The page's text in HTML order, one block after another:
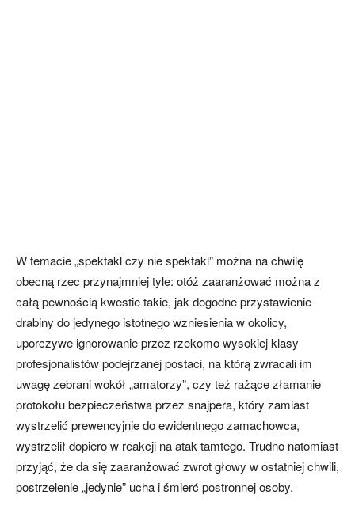
W temacie „spektakl czy nie spektakl” można na chwilę
obecną rzec przynajmniej tyle: otóż zaaranżować można z
całą pewnością kwestie takie, jak dogodne przystawienie
drabiny do jedynego istotnego wzniesienia w okolicy,
uporczywe ignorowanie przez rzekomo wysokiej klasy
profesjonalistów podejrzanej postaci, na którą zwracali im
uwagę zebrani wokół „amatorzy”, czy też rażące złamanie
protokołu bezpieczeństwa przez snajpera, który zamiast
wystrzelić prewencyjnie do ewidentnego zamachowca,
wystrzelił dopiero w reakcji na atak tamtego. Trudno natomiast
przyjąć, że da się zaaranżować zwrot głowy w ostatniej chwili,
postrzelenie „jedynie” ucha i śmierć postronnej osoby.